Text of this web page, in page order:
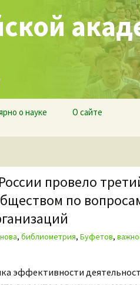
о науке О сайте
провело
по
, библиометрия, Буфетов,
эффективности